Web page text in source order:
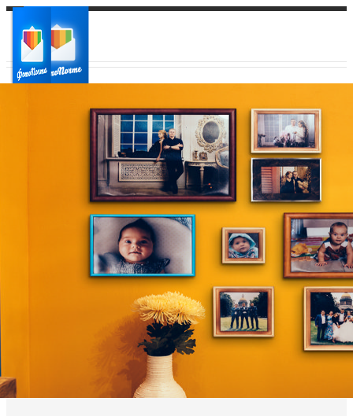
Ваш регион доставки
Выберите из списка: